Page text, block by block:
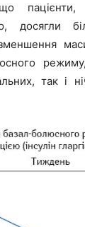
пацієнти,
досягли
так і